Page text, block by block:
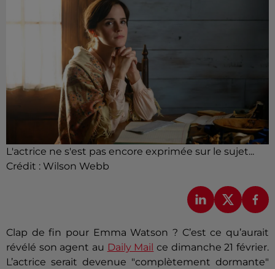
L'actrice ne s'est pas encore exprimée sur le sujet...
Crédit : Wilson Webb
Clap de fin pour Emma Watson ? C’est ce qu’aurait
révélé son agent au Daily Mail ce dimanche 21 février.
L’actrice serait devenue "complètement dormante"